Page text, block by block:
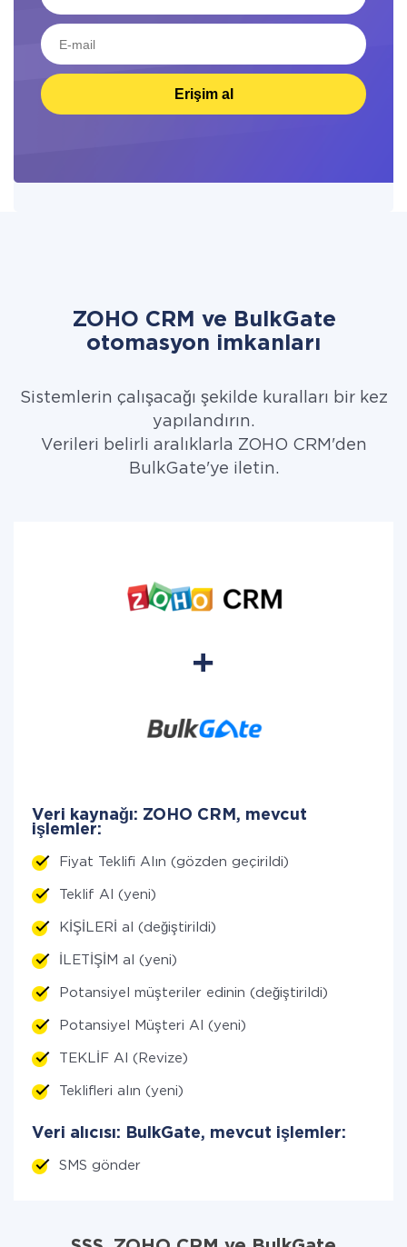
Erişim al
ZOHO CRM ve BulkGate
otomasyon imkanları
Sistemlerin çalışacağı şekilde kuralları bir kez
yapılandırın.
Verileri belirli aralıklarla ZOHO CRM'den
BulkGate'ye iletin.
Veri kaynağı: ZOHO CRM, mevcut
işlemler:
Fiyat Teklifi Alın (gözden geçirildi)
Teklif Al (yeni)
KİŞİLERİ al (değiştirildi)
İLETİŞİM al (yeni)
Potansiyel müşteriler edinin (değiştirildi)
Potansiyel Müşteri Al (yeni)
TEKLİF Al (Revize)
Teklifleri alın (yeni)
Veri alıcısı: BulkGate, mevcut işlemler:
SMS gönder